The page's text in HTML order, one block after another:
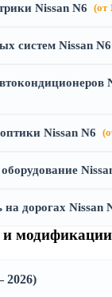
Nissan N6 (от
систем Nissan N6
Nissan N6
дорогах Nissan
и модификации
2026)